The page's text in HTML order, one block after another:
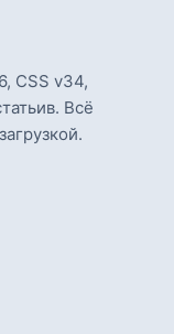
CSS v34,
Всё